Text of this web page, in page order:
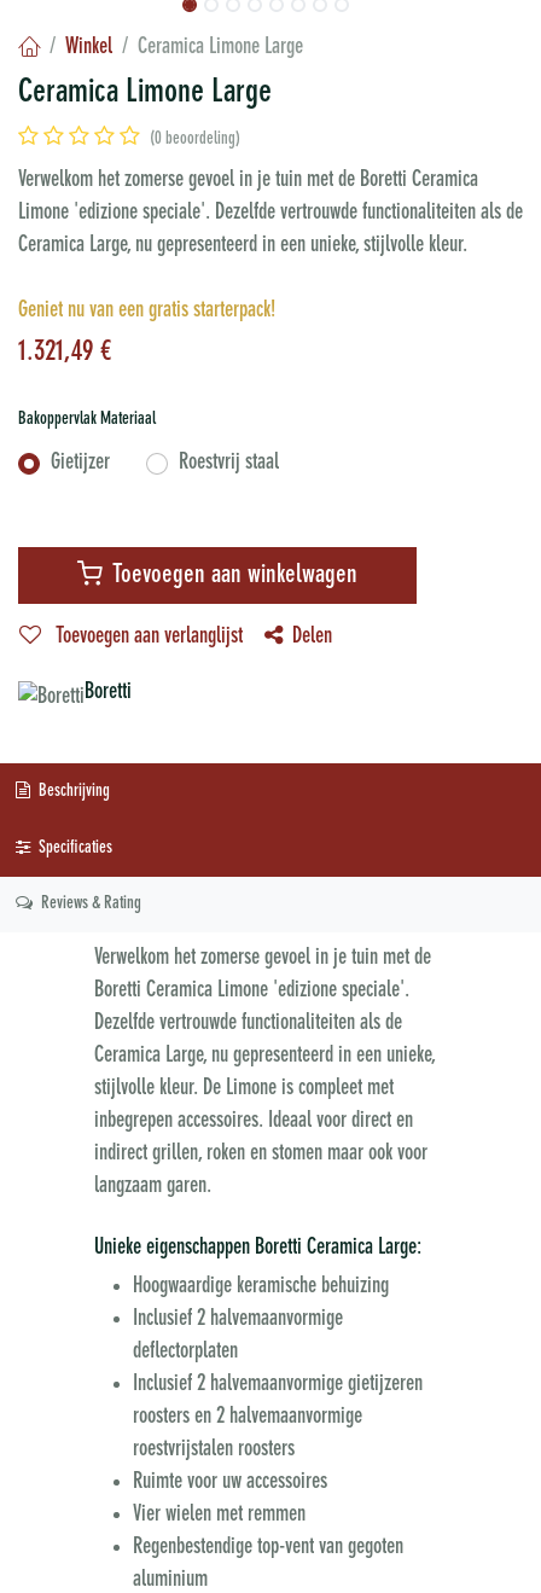
Winkel Ceramica Limone Large
Ceramica Limone Large
(0 beoordeling)
Verwelkom het zomerse gevoel in je tuin met de Boretti Ceramica
Limone 'edizione speciale'. Dezelfde vertrouwde functionaliteiten als de
Ceramica Large, nu gepresenteerd in een unieke, stijlvolle kleur.
Geniet nu van een gratis starterpack!
1.321,49 €
Bakoppervlak Materiaal
Gietijzer Roestvrij staal
Toevoegen aan winkelwagen
Toevoegen aan verlanglijst Delen
Boretti
Beschrijving
Specificaties
Reviews & Rating
Verwelkom het zomerse gevoel in je tuin met de
Boretti Ceramica Limone 'edizione speciale'.
Dezelfde vertrouwde functionaliteiten als de
Ceramica Large, nu gepresenteerd in een unieke,
stijlvolle kleur. De Limone is compleet met
inbegrepen accessoires. Ideaal voor direct en
indirect grillen, roken en stomen maar ook voor
langzaam garen.
Unieke eigenschappen Boretti Ceramica Large:
Hoogwaardige keramische behuizing
Inclusief 2 halvemaanvormige
deflectorplaten
Inclusief 2 halvemaanvormige gietijzeren
roosters en 2 halvemaanvormige
roestvrijstalen roosters
Ruimte voor uw accessoires
Vier wielen met remmen
Regenbestendige top-vent van gegoten
aluminium